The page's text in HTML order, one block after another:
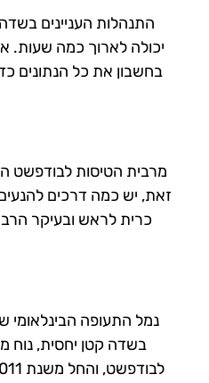
התנהלות העניינים
בחשבון את כל הנתונים
מרבית הטיסות לבודפשט